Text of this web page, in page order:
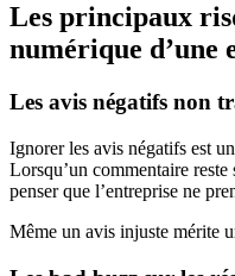
Les principaux
numérique d’une
Les avis négatifs non
Ignorer les avis négatifs est
Lorsqu’un commentaire reste
penser que l’entreprise ne
Même un avis injuste mérite